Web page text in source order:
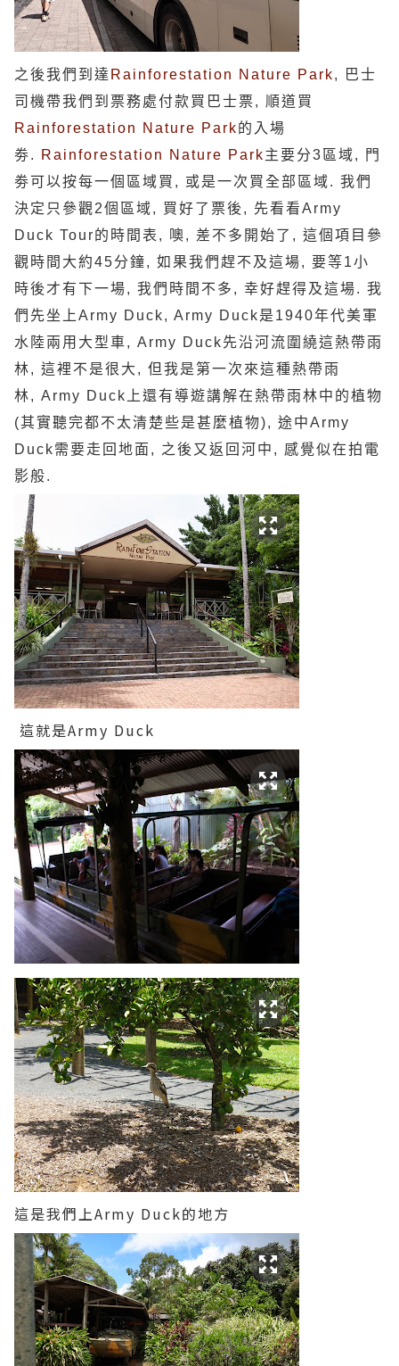
之後我們到達 Rainforestation Nature Park, 巴士
司機帶我們到票務處付款買巴士票, 順道買
Rainforestation Nature Park的入場
劵.
Rainforestation Nature Park主要分3區域, 門
劵可以按每一個區域買, 或是一次買全部區域. 我們
決定只參觀2個區域, 買好了票後, 先看看Army
Duck Tour的時間表, 噢, 差不多開始了, 這個項目參
觀時間大約45分鐘, 如果我們趕不及這場, 要等1小
時後才有下一場, 我們時間不多, 幸好趕得及這場. 我
們先坐上Army Duck, Army Duck是1940年代美軍
水陸兩用大型車, Army Duck先沿河流圍繞這熱帶雨
林, 這裡不是很大, 但我是第一次來這種熱帶雨
林, Army Duck 上還有導遊講解在熱帶雨林中的植物
(其實聽完都不太清楚些是甚麼植物), 途中Army
Duck需要走回地面, 之後又返回河中, 感覺似在拍電
影般.
這就是Army Duck
這是我們上Army Duck的地方